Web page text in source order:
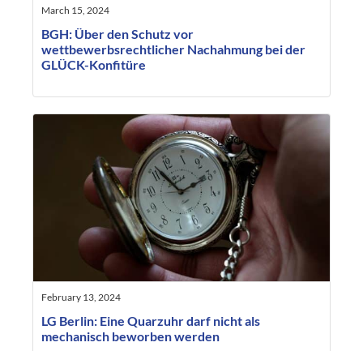
March 15, 2024
BGH: Über den Schutz vor
wettbewerbsrechtlicher Nachahmung bei der
GLÜCK-Konfitüre
February 13, 2024
LG Berlin: Eine Quarzuhr darf nicht als
mechanisch beworben werden